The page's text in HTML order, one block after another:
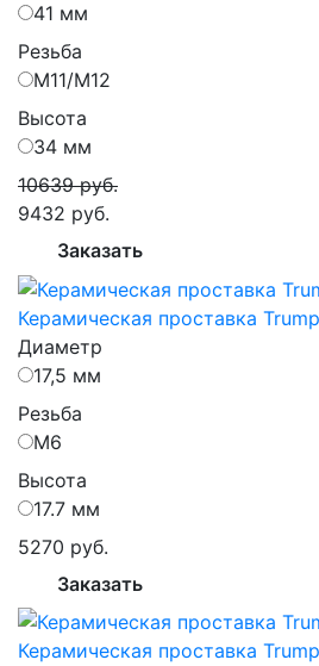
41 мм
Резьба
M11/M12
Высота
34 мм
10639 руб.
9432 руб.
Заказать
Керамическая проставка
Диаметр
17,5 мм
Резьба
М6
Высота
17.7 мм
5270 руб.
Заказать
Керамическая проставка